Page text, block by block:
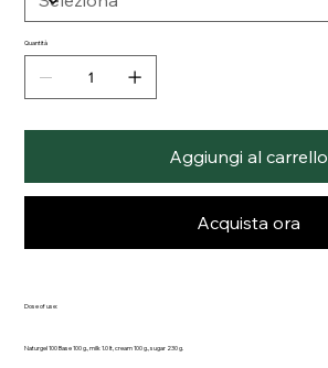
Quantità
Aggiungi al carrello
Acquista ora
Dose of use:
Naturgel 100 Base 100 g., milk 1.0 lt, cream 100 g., sugar 230 g.